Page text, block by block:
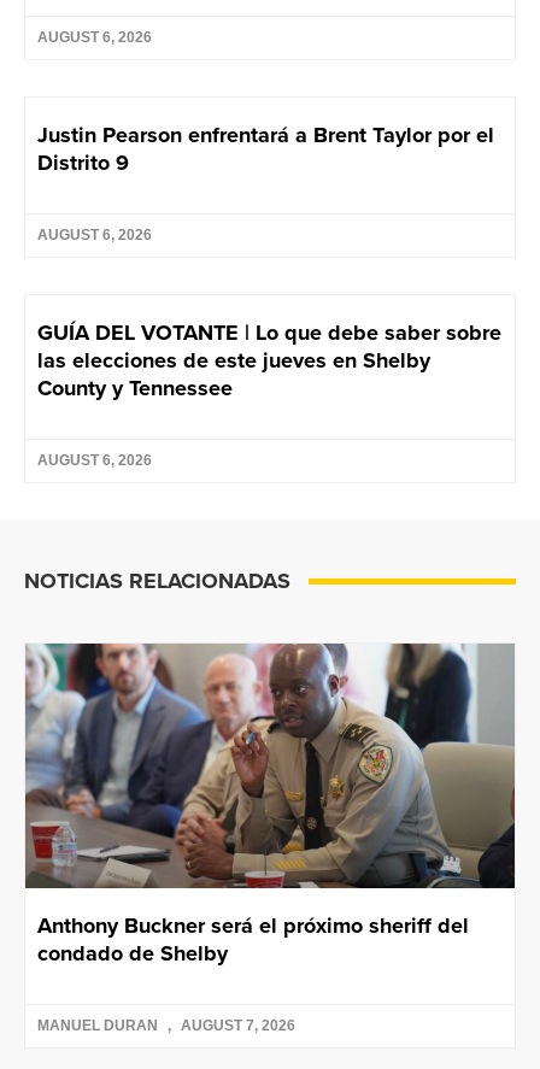
AUGUST 6, 2026
Justin Pearson enfrentará a Brent Taylor por el
Distrito 9
AUGUST 6, 2026
GUÍA DEL VOTANTE | Lo que debe saber sobre
las elecciones de este jueves en Shelby
County y Tennessee
AUGUST 6, 2026
NOTICIAS RELACIONADAS
Anthony Buckner será el próximo sheriff del
condado de Shelby
MANUEL DURAN AUGUST 7, 2026